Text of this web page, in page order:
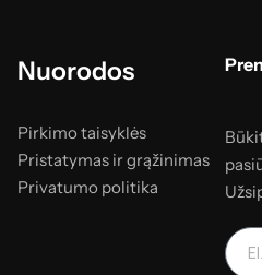
Nuorodos
Pirkimo taisyklės
Pristatymas ir grąžinimas
Privatumo politika